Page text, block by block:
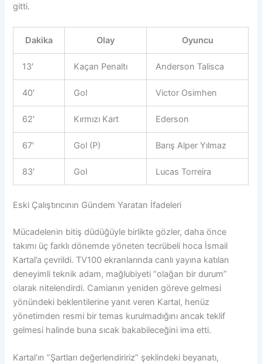
gitti.
Dakika Olay Oyuncu
13′ Kaçan Penaltı Anderson Talisca
40′ Gol Victor Osimhen
62′ Kırmızı Kart Ederson
67′ Gol (P) Barış Alper Yılmaz
83′ Gol Lucas Torreira
Eski Çalıştırıcının Gündem Yaratan İfadeleri
Mücadelenin bitiş düdüğüyle birlikte gözler, daha önce
takımı üç farklı dönemde yöneten tecrübeli hoca İsmail
Kartal’a çevrildi. TV100 ekranlarında canlı yayına katılan
deneyimli teknik adam, mağlubiyeti “olağan bir durum”
olarak nitelendirdi. Camianın yeniden göreve gelmesi
yönündeki beklentilerine yanıt veren Kartal, henüz
yönetimden resmi bir temas kurulmadığını ancak teklif
gelmesi halinde buna sıcak bakabileceğini ima etti.
Kartal’ın “Şartları değerlendiririz” şeklindeki beyanatı,